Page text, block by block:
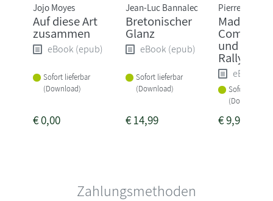
Jojo Moyes
Auf diese Art
zusammen
eBook (epub)
Sofort lieferbar
(Download)
€0,00
Jean-Luc Bannalec
Bretonischer
Glanz
eBook (epub)
Sofort lieferbar
(Download)
€14,99
Pierre Martin
Madame
und die
Rallye
eBook
Sofort
(Download)
€9,99
Zahlungsmethoden